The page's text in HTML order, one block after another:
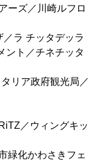
川崎ルフロ
ッタデッラ
ント／チネチッタ
リア政府観光局／
／ウィングキッ
緑化かわさきフェ